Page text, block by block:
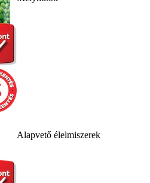
Alapvető élelmiszerek